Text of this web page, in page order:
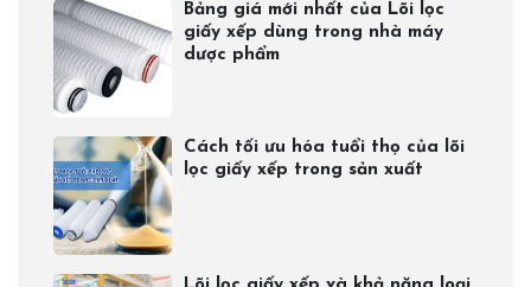
Bảng giá mới nhất của Lõi lọc
giấy xếp dùng trong nhà máy
dược phẩm
Cách tối ưu hóa tuổi thọ của lõi
lọc giấy xếp trong sản xuất